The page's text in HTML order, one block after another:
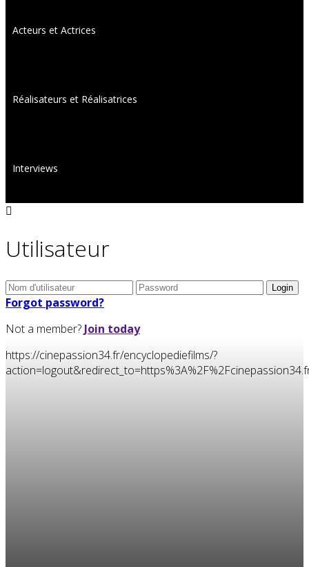
Acteurs et Actrices
Réalisateurs et Réalisatrices
Interviews
Utilisateur
Forgot password?
Not a member? Join today
https://cinepassion34.fr/encyclopediefilms/?